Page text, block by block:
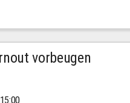
vorbeugen